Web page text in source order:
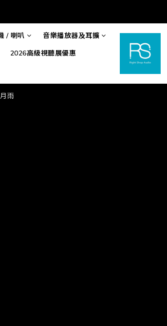
/ 喇叭
音樂播放器及耳擴
2026高級視聽展優惠
雨